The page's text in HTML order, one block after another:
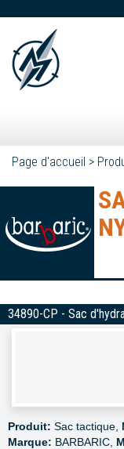
Page d'accueil >
34890-CP - Sac
Produit: Sac tactique,
Marque: BARBARIC,